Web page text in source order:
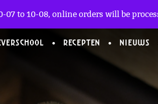
RECEPTEN NIEUWS
to 10-08, online orders will be